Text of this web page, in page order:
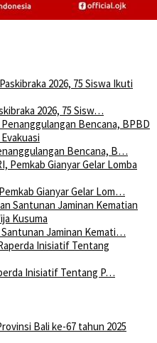
2026, 75 Sisw…
Bencana, B…
Gianyar Gelar Lom…
Jaminan Kemati…
Inisiatif Tentang P…